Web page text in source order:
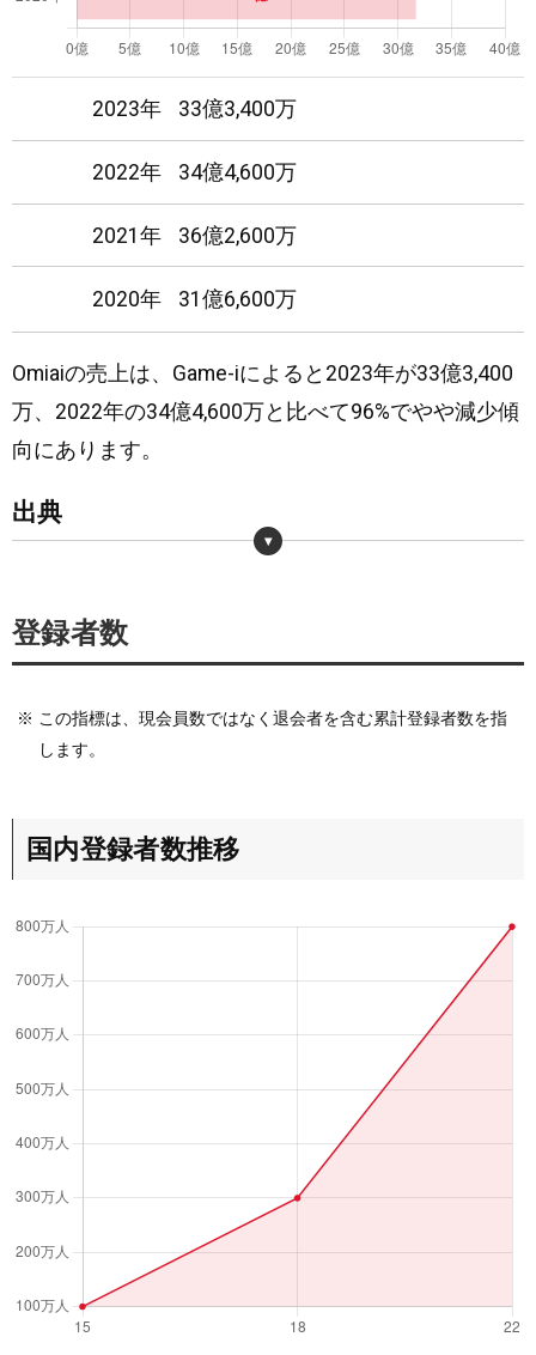
18 111 圏外
19 112
20 135
21 123
22 97
23日 86 圏外
24 日
27日
29
2023年 33億3,400万
2022年 34億4,600万
2021年 36億2,600万
2020年 31億6,600万
Omiaiの売上は、Game-iによると2023年が33億3,400
万、2022年の34億4,600万と比べて96%でやや減少傾
向にあります。
出典
登録者数
※ この指標は、現会員数ではなく退会者を含む累計登録者数を指
します。
国内登録者数推移